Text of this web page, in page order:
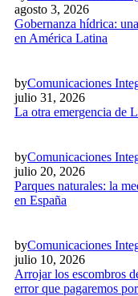
agosto 3, 2026
Gobernanza hídrica:
en América Latina
byComunicaciones
julio 31, 2026
La otra emergencia de
byComunicaciones
julio 20, 2026
Parques naturales: la
en España
byComunicaciones
julio 10, 2026
Arrojar los escombros
error que pagaremos